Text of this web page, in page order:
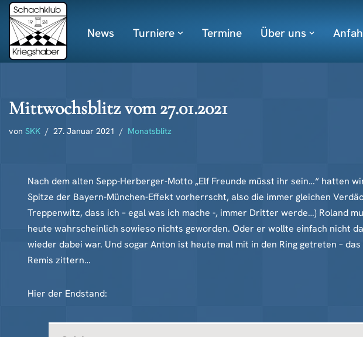
Zum
Inhalt
springen
News Turniere Termine Über uns
Mittwochsblitz vom 27.01.2021
von SKK 27. Januar 2021 Monatsblitz
Nach dem alten Sepp-Herberger-Motto „Elf Freunde müsst ihr sein…“ hatten
Spitze der Bayern-München-Effekt vorherrscht, also die immer gleichen
Treppenwitz, dass ich – egal was ich mache -, immer Dritter werde…) Roland
heute wahrscheinlich sowieso nichts geworden. Oder er wollte einfach nicht
wieder dabei war. Und sogar Anton ist heute mal mit in den Ring getreten –
Remis zittern…
Hier der Endstand: